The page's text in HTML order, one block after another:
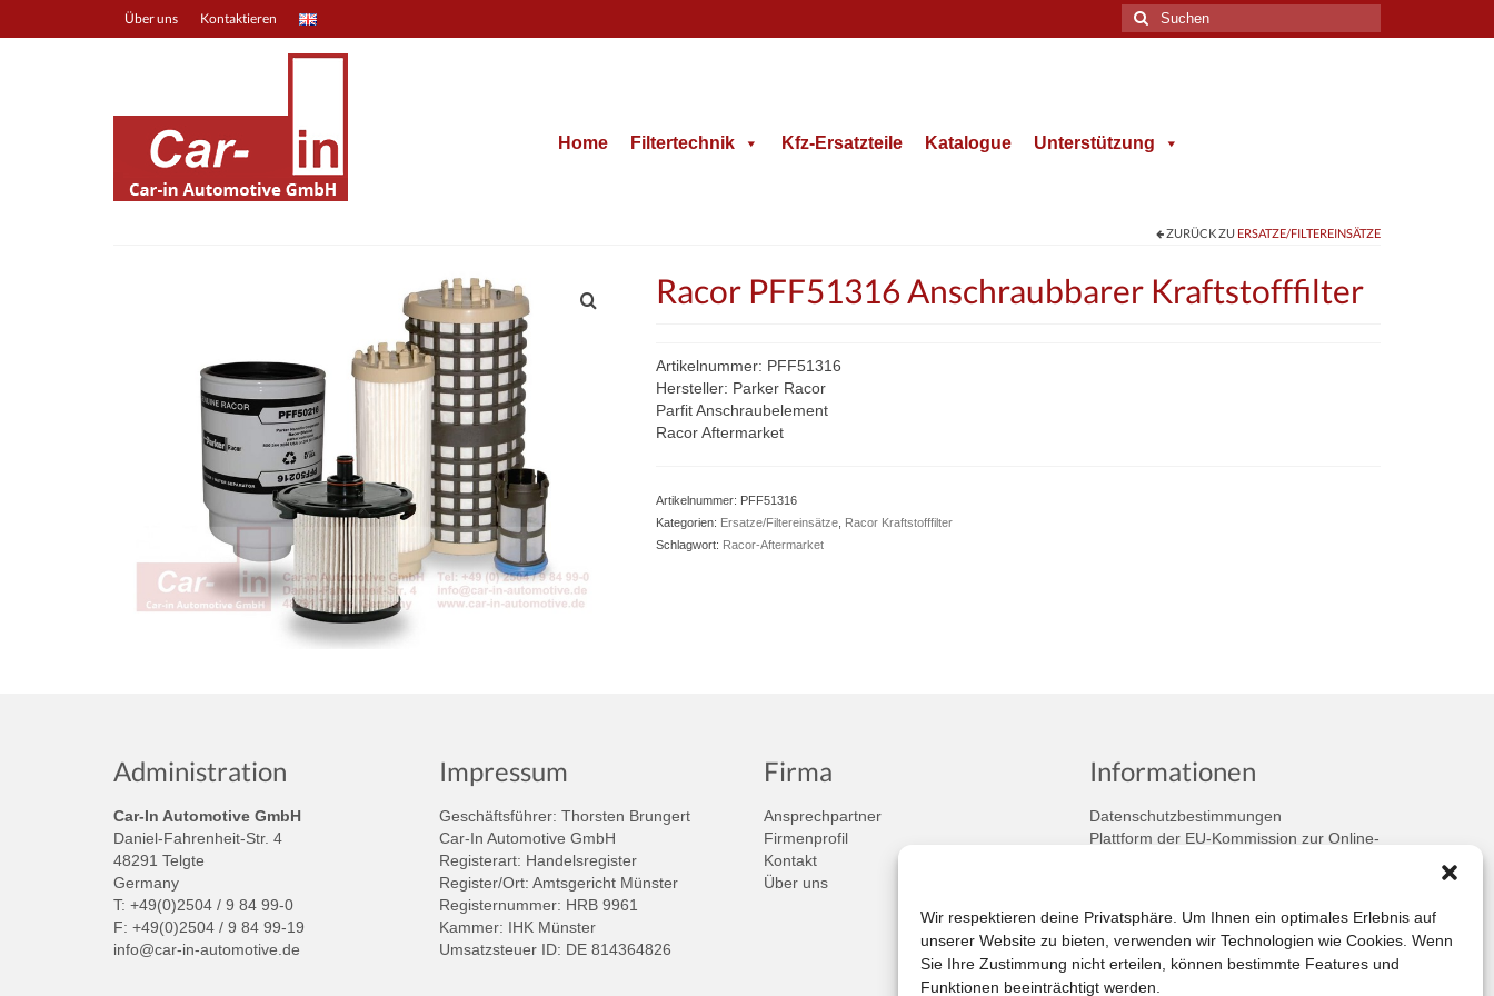
Wir respektieren deine Privatsphäre. Um Ihnen ein optimales Erlebnis auf
unserer Website zu bieten, verwenden wir Technologien wie Cookies. Wenn
Sie Ihre Zustimmung nicht erteilen, können bestimmte Features und
Funktionen beeinträchtigt werden.
Über uns Kontaktieren
Suche
nach:
Home Filtertechnik Kfz-Ersatzteile Katalogue Unterstützung
ZURÜCK ZU ERSATZE/FILTEREINSÄTZE
Racor PFF51316 Anschraubbarer Kraftstofffilter
Artikelnummer: PFF51316
Hersteller: Parker Racor
Parfit Anschraubelement
Racor Aftermarket
Artikelnummer: PFF51316
Kategorien: Ersatze/Filtereinsätze, Racor Kraftstofffilter
Schlagwort: Racor-Aftermarket
Administration
Car-In Automotive GmbH
Daniel-Fahrenheit-Str. 4
48291 Telgte
Germany
T: +49(0)2504 / 9 84 99-0
F: +49(0)2504 / 9 84 99-19
info@car-in-automotive.de
Impressum
Geschäftsführer: Thorsten Brungert
Car-In Automotive GmbH
Registerart: Handelsregister
Register/Ort: Amtsgericht Münster
Registernummer: HRB 9961
Kammer: IHK Münster
Umsatzsteuer ID: DE 814364826
Firma
Ansprechpartner
Firmenprofil
Kontakt
Über uns
Informationen
Datenschutzbestimmungen
Plattform der EU-Kommission zur Online-